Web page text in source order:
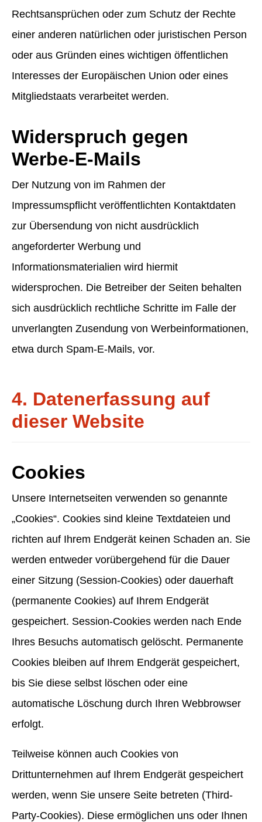
Rechtsansprüchen oder zum Schutz der Rechte
einer anderen natürlichen oder juristischen Person
oder aus Gründen eines wichtigen öffentlichen
Interesses der Europäischen Union oder eines
Mitgliedstaats verarbeitet werden.
Widerspruch gegen
Werbe-E-Mails
Der Nutzung von im Rahmen der
Impressumspflicht veröffentlichten Kontaktdaten
zur Übersendung von nicht ausdrücklich
angeforderter Werbung und
Informationsmaterialien wird hiermit
widersprochen. Die Betreiber der Seiten behalten
sich ausdrücklich rechtliche Schritte im Falle der
unverlangten Zusendung von Werbeinformationen,
etwa durch Spam-E-Mails, vor.
4. Datenerfassung auf
dieser Website
Cookies
Unsere Internetseiten verwenden so genannte
„Cookies“. Cookies sind kleine Textdateien und
richten auf Ihrem Endgerät keinen Schaden an. Sie
werden entweder vorübergehend für die Dauer
einer Sitzung (Session-Cookies) oder dauerhaft
(permanente Cookies) auf Ihrem Endgerät
gespeichert. Session-Cookies werden nach Ende
Ihres Besuchs automatisch gelöscht. Permanente
Cookies bleiben auf Ihrem Endgerät gespeichert,
bis Sie diese selbst löschen oder eine
automatische Löschung durch Ihren Webbrowser
erfolgt.
Teilweise können auch Cookies von
Drittunternehmen auf Ihrem Endgerät gespeichert
werden, wenn Sie unsere Seite betreten (Third-
Party-Cookies). Diese ermöglichen uns oder Ihnen